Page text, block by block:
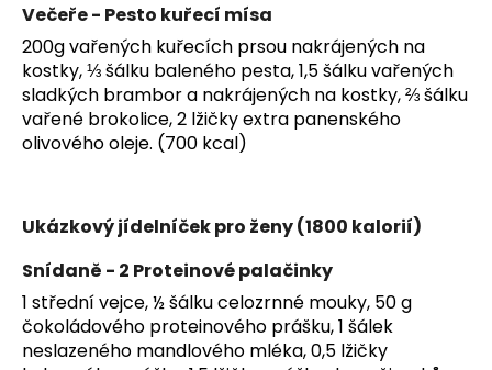
Večeře - Pesto kuřecí mísa
200g vařených kuřecích prsou nakrájených na
kostky, ⅓ šálku baleného pesta, 1,5 šálku vařených
sladkých brambor a nakrájených na kostky, ⅔ šálku
vařené brokolice, 2 lžičky extra panenského
olivového oleje. (700 kcal)
Ukázkový jídelníček pro ženy (1800 kalorií)
Snídaně - 2 Proteinové palačinky
1 střední vejce, ½ šálku celozrnné mouky, 50 g
čokoládového proteinového prášku, 1 šálek
neslazeného mandlového mléka, 0,5 lžičky